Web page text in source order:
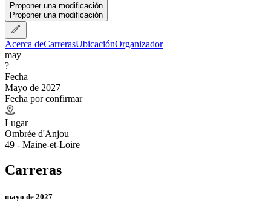
Proponer una modificación
Proponer una modificación
Acerca deCarrerasUbicaciónOrganizador
may
?
Fecha
Mayo de 2027
Fecha por confirmar
Lugar
Ombrée d'Anjou
49 - Maine-et-Loire
Carreras
mayo de 2027